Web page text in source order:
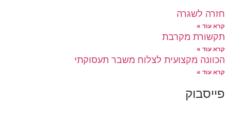
חזרה לשגרה
קרא עוד »
תקשורת מקרבת
קרא עוד »
הכוונה מקצועית לצלוח משבר תעסוקתי
קרא עוד »
פייסבוק